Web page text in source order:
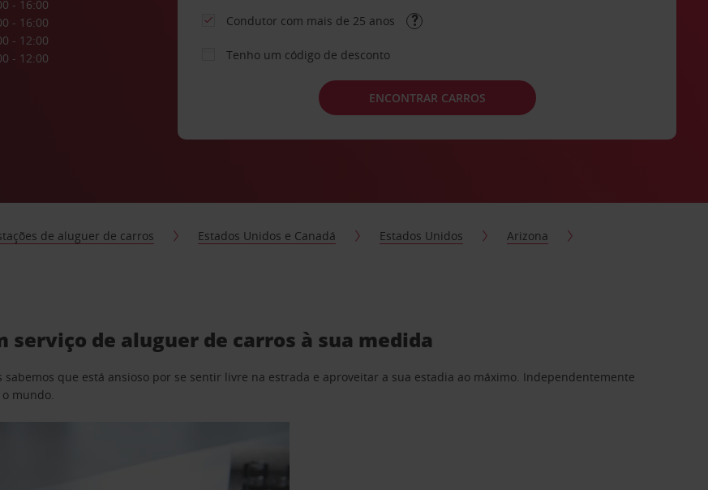
- 16:00
- 16:00
- 12:00
- 12:00
Condutor com mais de 25 anos
Tenho um código de desconto
ENCONTRAR CARROS
de aluguer de carros Estados Unidos e Canadá Estados Unidos
Arizona
de aluguer de carros à sua medida
que está ansioso por se sentir livre na estrada e aproveitar a sua estadia ao máximo. Independentemente
mundo.